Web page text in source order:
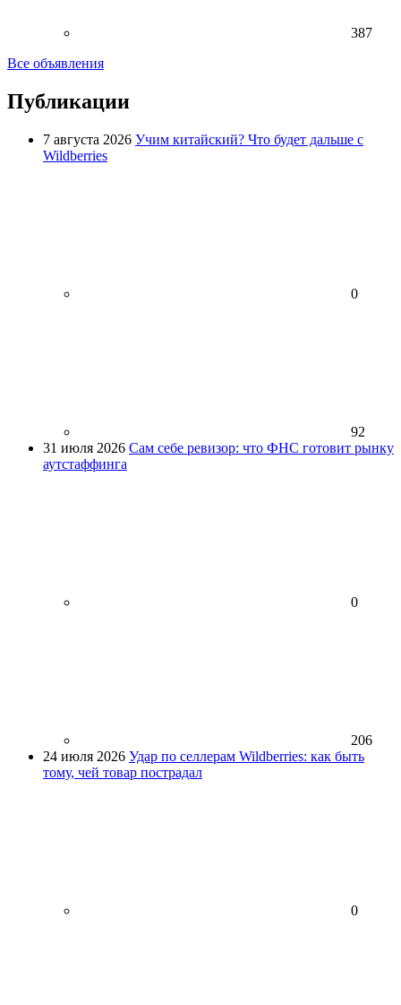
387
Все объявления
Публикации
7 августа 2026 Учим китайский? Что будет дальше с
Wildberries
0
92
31 июля 2026 Сам себе ревизор: что ФНС готовит рынку
аутстаффинга
0
206
24 июля 2026 Удар по селлерам Wildberries: как быть
тому, чей товар пострадал
0